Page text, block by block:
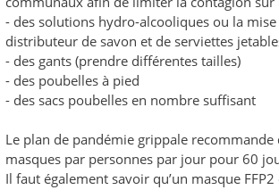
- des solutions hydro-alcooliques ou la mise
distributeur de savon et de serviettes
- des gants (prendre différentes tailles)
- des poubelles à pied
- des sacs poubelles en nombre suffisant
Le plan de pandémie grippale recommande
masques par personnes par jour pour 60
Il faut également savoir qu’un masque